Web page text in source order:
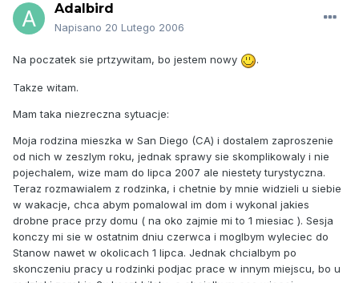
Adalbird
Napisano 20 Lutego 2006
Na poczatek sie prtzywitam, bo jestem nowy .
Takze witam.
Mam taka niezreczna sytuacje:
Moja rodzina mieszka w San Diego (CA) i dostalem zaproszenie
od nich w zeszlym roku, jednak sprawy sie skomplikowaly i nie
pojechalem, wize mam do lipca 2007 ale niestety turystyczna.
Teraz rozmawialem z rodzinka, i chetnie by mnie widzieli u siebie
w wakacje, chca abym pomalowal im dom i wykonal jakies
drobne prace przy domu ( na oko zajmie mi to 1 miesiac ). Sesja
konczy mi sie w ostatnim dniu czerwca i moglbym wyleciec do
Stanow nawet w okolicach 1 lipca. Jednak chcialbym po
skonczeniu pracy u rodzinki podjac prace w innym miejscu, bo u